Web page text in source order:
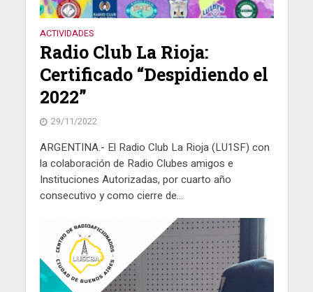
ACTIVIDADES
Radio Club La Rioja:
Certificado “Despidiendo el
2022”
29/11/2022
ARGENTINA.- El Radio Club La Rioja (LU1SF) con
la colaboración de Radio Clubes amigos e
Instituciones Autorizadas, por cuarto año
consecutivo y como cierre de...